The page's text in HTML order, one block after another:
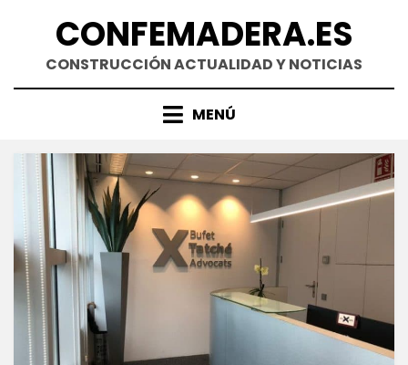
contenidoCONFEMADERA.ES
CONSTRUCCIÓN ACTUALIDAD Y NOTICIAS
MENÚ